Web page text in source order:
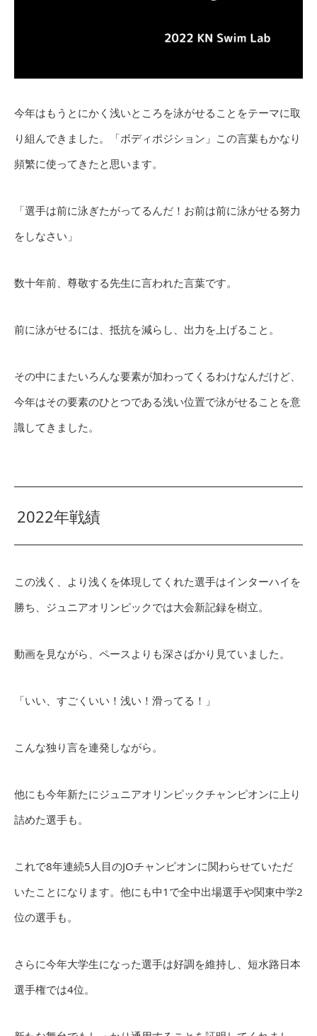
今年はもうとにかく浅いところを泳がせることをテーマに取
り組んできました。「ボディポジション」この言葉もかなり
頻繁に使ってきたと思います。
「選手は前に泳ぎたがってるんだ！お前は前に泳がせる努力
をしなさい」
数十年前、尊敬する先生に言われた言葉です。
前に泳がせるには、抵抗を減らし、出力を上げること。
その中にまたいろんな要素が加わってくるわけなんだけど、
今年はその要素のひとつである浅い位置で泳がせることを意
識してきました。
2022年戦績
この浅く、より浅くを体現してくれた選手はインターハイを
勝ち、ジュニアオリンピックでは大会新記録を樹立。
動画を見ながら、ペースよりも深さばかり見ていました。
「いい、すごくいい！浅い！滑ってる！」
こんな独り言を連発しながら。
他にも今年新たにジュニアオリンピックチャンピオンに上り
詰めた選手も。
これで8年連続5人目のJOチャンピオンに関わらせていただ
いたことになります。他にも中1で全中出場選手や関東中学2
位の選手も。
さらに今年大学生になった選手は好調を維持し、短水路日本
選手権では4位。